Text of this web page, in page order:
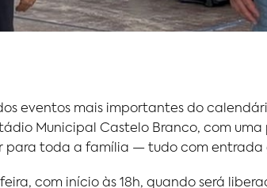
eventos mais importantes do
Municipal Castelo Branco, com
para toda a família — tudo com entrada
com início às 18h, quando será